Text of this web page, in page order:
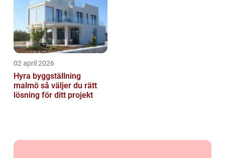
02 april 2026
Hyra byggställning
malmö så väljer du rätt
lösning för ditt projekt